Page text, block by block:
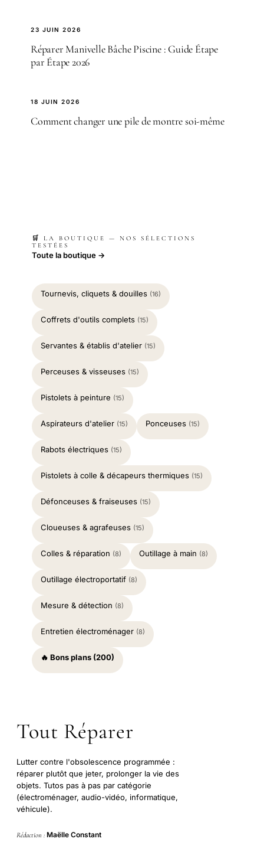
23 JUIN 2026
Réparer Manivelle Bâche Piscine : Guide Étape
par Étape 2026
18 JUIN 2026
Comment changer une pile de montre soi-même
🛒 LA BOUTIQUE — NOS SÉLECTIONS
TESTÉES
Toute la boutique →
Tournevis, cliquets & douilles (16)
Coffrets d'outils complets (15)
Servantes & établis d'atelier (15)
Perceuses & visseuses (15)
Pistolets à peinture (15)
Aspirateurs d'atelier (15) Ponceuses (15)
Rabots électriques (15)
Pistolets à colle & décapeurs thermiques (15)
Défonceuses & fraiseuses (15)
Cloueuses & agrafeuses (15)
Colles & réparation (8) Outillage à main (8)
Outillage électroportatif (8)
Mesure & détection (8)
Entretien électroménager (8)
🔥 Bons plans (200)
Tout Réparer
Lutter contre l'obsolescence programmée :
réparer plutôt que jeter, prolonger la vie des
objets. Tutos pas à pas par catégorie
(électroménager, audio-vidéo, informatique,
véhicule).
Rédaction : Maëlle Constant